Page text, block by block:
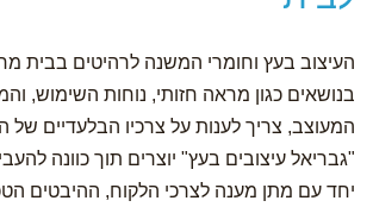
העיצוב בעץ וחומרי המשנה לרהיטים בבית
בנושאים כגון מראה חזותי, נוחות השימוש,
המעוצב, צריך לענות על צרכיו הבלעדיים של
"גבריאל עיצובים בעץ" יוצרים תוך כוונה
יחד עם מתן מענה לצרכי הלקוח, ההיבטים